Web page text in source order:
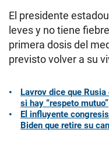
El presidente
leves y no tiene
primera dosis del
previsto volver a su
Lavrov dice que
si hay “respeto mutuo”
El influyente
Biden que retire su